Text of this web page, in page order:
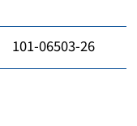
101-06503-26